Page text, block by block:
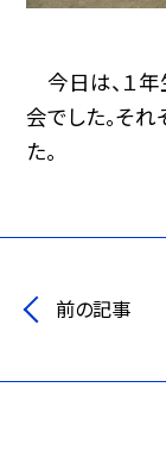
今日は、１
会でした。そ
た。
前の記事